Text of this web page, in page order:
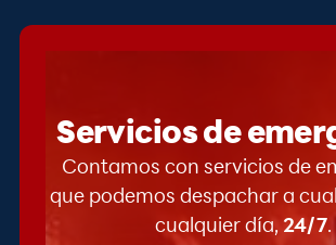
Servicios de
Contamos con servicios de
que podemos despachar a
cualquier día, 24/7.